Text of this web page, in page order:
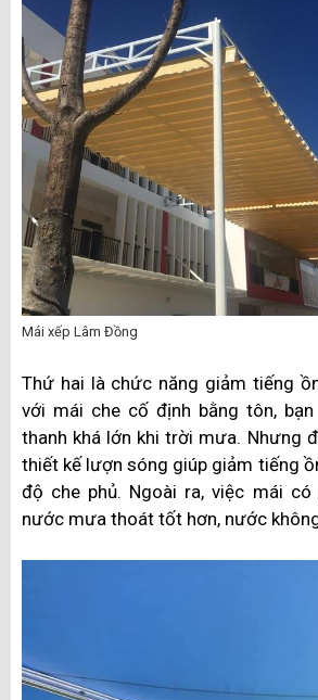
Mái xếp Lâm Đồng
Thứ hai là chức năng giảm tiếng
với mái che cố định bằng tôn,
thanh khá lớn khi trời mưa. Nhưng
thiết kế lượn sóng giúp giảm tiếng
độ che phủ. Ngoài ra, việc mái có
nước mưa thoát tốt hơn, nước